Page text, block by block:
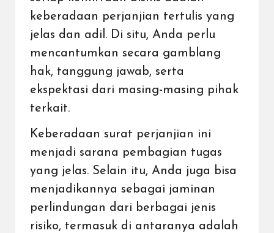
keberadaan perjanjian tertulis yang
jelas dan adil. Di situ, Anda perlu
mencantumkan secara gamblang
hak, tanggung jawab, serta
ekspektasi dari masing-masing pihak
terkait.
Keberadaan surat perjanjian ini
menjadi sarana pembagian tugas
yang jelas. Selain itu, Anda juga bisa
menjadikannya sebagai jaminan
perlindungan dari berbagai jenis
risiko, termasuk di antaranya adalah